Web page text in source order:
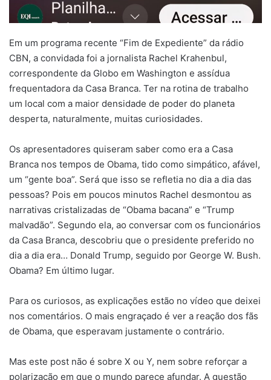
Em um programa recente “Fim de Expediente” da rádio
CBN, a convidada foi a jornalista Rachel Krahenbul,
correspondente da Globo em Washington e assídua
frequentadora da Casa Branca. Ter na rotina de trabalho
um local com a maior densidade de poder do planeta
desperta, naturalmente, muitas curiosidades.
Os apresentadores quiseram saber como era a Casa
Branca nos tempos de Obama, tido como simpático, afável,
um “gente boa”. Será que isso se refletia no dia a dia das
pessoas? Pois em poucos minutos Rachel desmontou as
narrativas cristalizadas de “Obama bacana” e “Trump
malvadão”. Segundo ela, ao conversar com os funcionários
da Casa Branca, descobriu que o presidente preferido no
dia a dia era… Donald Trump, seguido por George W. Bush.
Obama? Em último lugar.
Para os curiosos, as explicações estão no vídeo que deixei
nos comentários. O mais engraçado é ver a reação dos fãs
de Obama, que esperavam justamente o contrário.
Mas este post não é sobre X ou Y, nem sobre reforçar a
polarização em que o mundo parece afundar. A questão